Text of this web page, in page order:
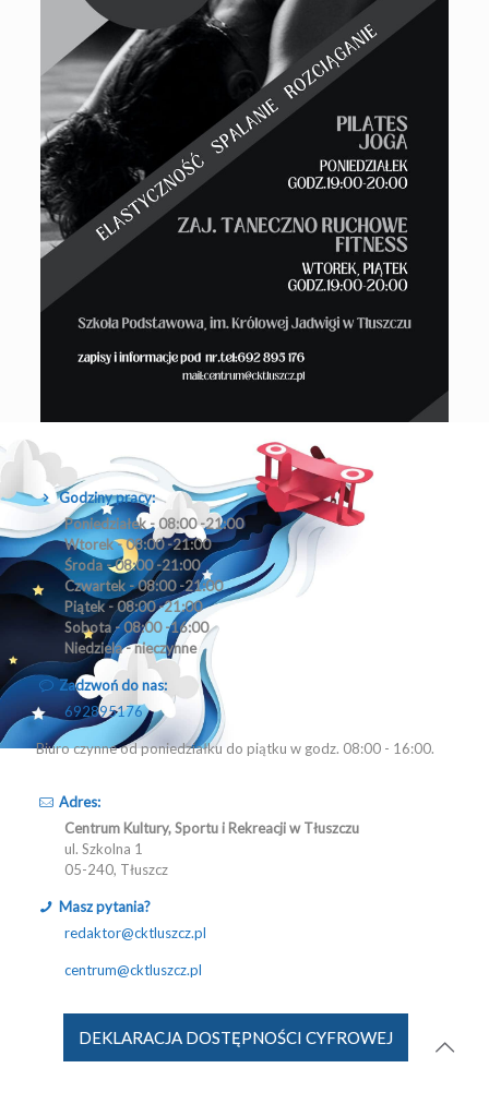
Godziny pracy:
Poniedziałek - 08:00 -21:00
Wtorek - 08:00 -21:00
Środa - 08:00 -21:00
Czwartek - 08:00 -21:00
Piątek - 08:00 -21:00
Sobota - 08:00 -16:00
Niedziela - nieczynne
Zadzwoń do nas:
692895176
Biuro czynne od poniedziałku do piątku w godz. 08:00 - 16:00.
Adres:
Centrum Kultury, Sportu i Rekreacji w Tłuszczu
ul. Szkolna 1
05-240, Tłuszcz
Masz pytania?
redaktor@cktluszcz.pl
centrum@cktluszcz.pl
DEKLARACJA DOSTĘPNOŚCI CYFROWEJ